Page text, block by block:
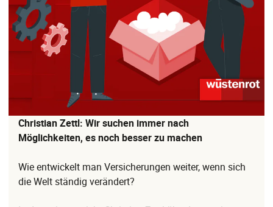
Christian Zettl: Wir suchen immer nach
Möglichkeiten, es noch besser zu machen
Wie entwickelt man Versicherungen weiter, wenn sich
die Welt ständig verändert?